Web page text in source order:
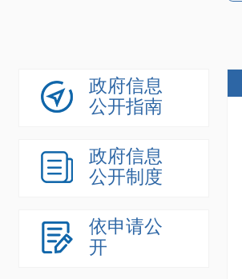
政府信息
公开指南
政府信息
公开制度
依申请公
开